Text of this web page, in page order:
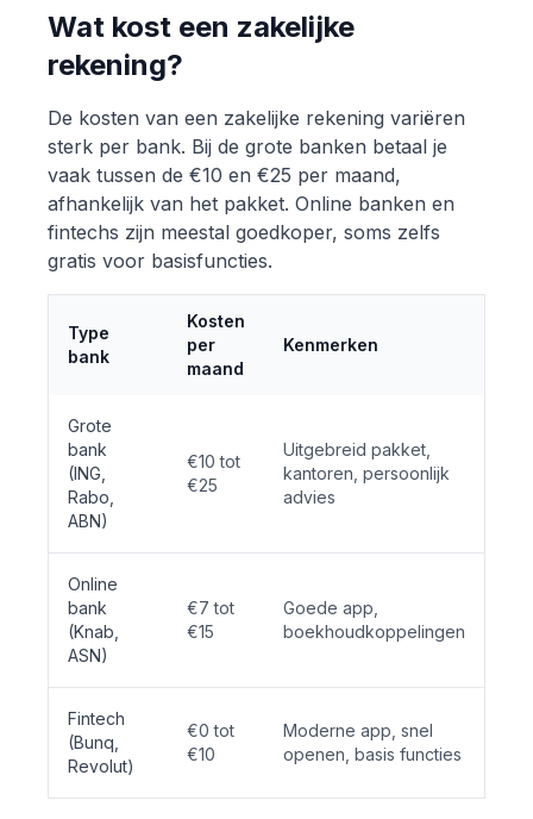
Wat kost een zakelijke
rekening?
De kosten van een zakelijke rekening variëren
sterk per bank. Bij de grote banken betaal je
vaak tussen de €10 en €25 per maand,
afhankelijk van het pakket. Online banken en
fintechs zijn meestal goedkoper, soms zelfs
gratis voor basisfuncties.
Type
bank
Kosten
per
maand
Kenmerken
Grote
bank
(ING,
Rabo,
ABN)
€10 tot
€25
Uitgebreid pakket,
kantoren, persoonlijk
advies
Online
bank
(Knab,
ASN)
€7 tot
€15
Goede app,
boekhoudkoppelingen
Fintech
(Bunq,
Revolut)
€0 tot
€10
Moderne app, snel
openen, basis functies